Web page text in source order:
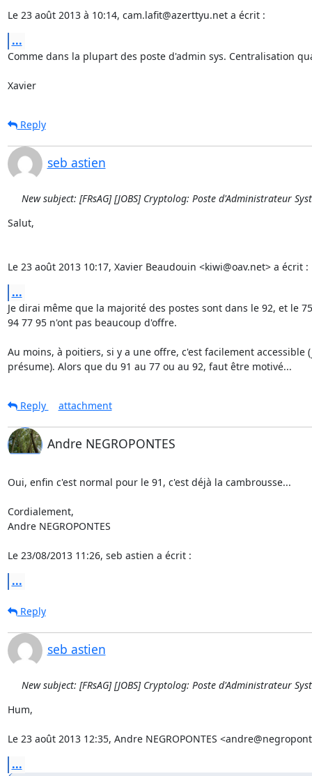
Le 23 août 2013 à 10:14, cam.lafit@azerttyu.net a écrit :
...
Comme dans la plupart des poste d'admin sys. Centralisation
Xavier
Reply
seb astien
New subject: [FRsAG] [JOBS] Cryptolog: Poste d'Administrateur
Salut,
Le 23 août 2013 10:17, Xavier Beaudouin <kiwi@oav.net> a écrit :
...
Je dirai même que la majorité des postes sont dans le 92, et le
94 77 95 n'ont pas beaucoup d'offre.
Au moins, à poitiers, si y a une offre, c'est facilement accessible
présume). Alors que du 91 au 77 ou au 92, faut être motivé...
Reply attachment
Andre NEGROPONTES
Oui, enfin c'est normal pour le 91, c'est déjà la cambrousse...
Cordialement,
Andre NEGROPONTES
Le 23/08/2013 11:26, seb astien a écrit :
...
Reply
seb astien
New subject: [FRsAG] [JOBS] Cryptolog: Poste d'Administrateur
Hum,
Le 23 août 2013 12:35, Andre NEGROPONTES
...